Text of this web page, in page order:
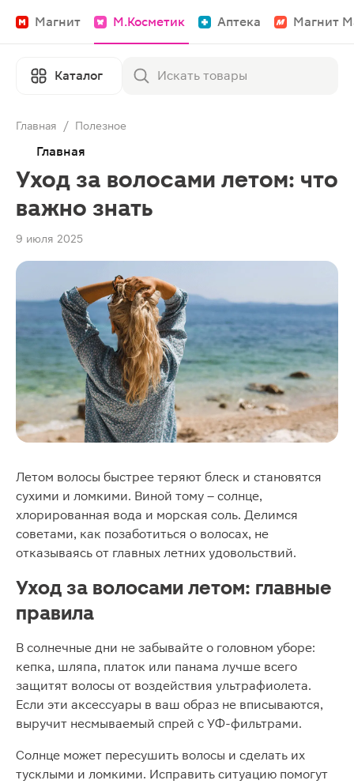
Магнит М.Косметик Аптека Магнит
Каталог
Главная / Полезное
Главная
Уход за волосами летом: что
важно знать
9 июля 2025
Летом волосы быстрее теряют блеск и становятся
сухими и ломкими. Виной тому – солнце,
хлорированная вода и морская соль. Делимся
советами, как позаботиться о волосах, не
отказываясь от главных летних удовольствий.
Уход за волосами летом: главные
правила
В солнечные дни не забывайте о головном уборе:
кепка, шляпа, платок или панама лучше всего
защитят волосы от воздействия ультрафиолета.
Если эти аксессуары в ваш образ не вписываются,
выручит несмываемый спрей с УФ-фильтрами.
Солнце может пересушить волосы и сделать их
тусклыми и ломкими. Исправить ситуацию помогут